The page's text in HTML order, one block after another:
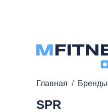
Главная Бренды
SPR